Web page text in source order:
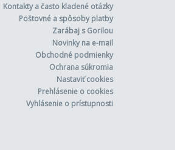
Kontakty a často kladené otázky
Poštovné a spôsoby platby
Zarábaj s Gorilou
Novinky na e-mail
Obchodné podmienky
Ochrana súkromia
Nastaviť cookies
Prehlásenie o cookies
Vyhlásenie o prístupnosti